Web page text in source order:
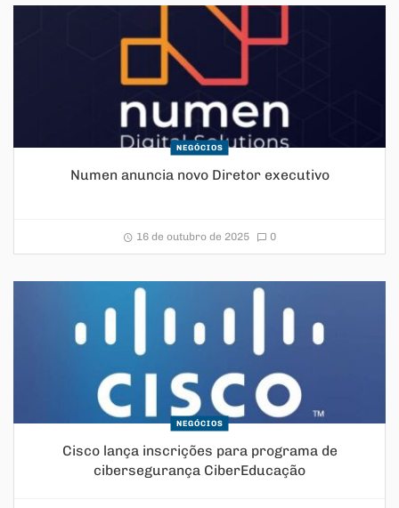
NEGÓCIOS
Numen anuncia novo Diretor executivo
16 de outubro de 2025 0
NEGÓCIOS
Cisco lança inscrições para programa de
cibersegurança CiberEducação